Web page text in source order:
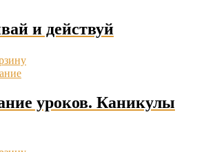
и действуй
уроков. Каникулы